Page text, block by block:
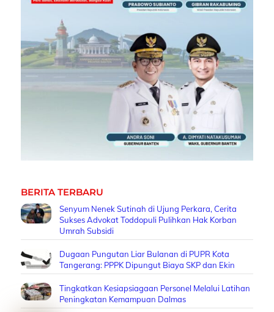
BERITA TERBARU
Senyum Nenek Sutinah di Ujung Perkara, Cerita
Sukses Advokat Toddopuli Pulihkan Hak Korban
Umrah Subsidi
Dugaan Pungutan Liar Bulanan di PUPR Kota
Tangerang: PPPK Dipungut Biaya SKP dan Ekin
Tingkatkan Kesiapsiagaan Personel Melalui Latihan
Peningkatan Kemampuan Dalmas